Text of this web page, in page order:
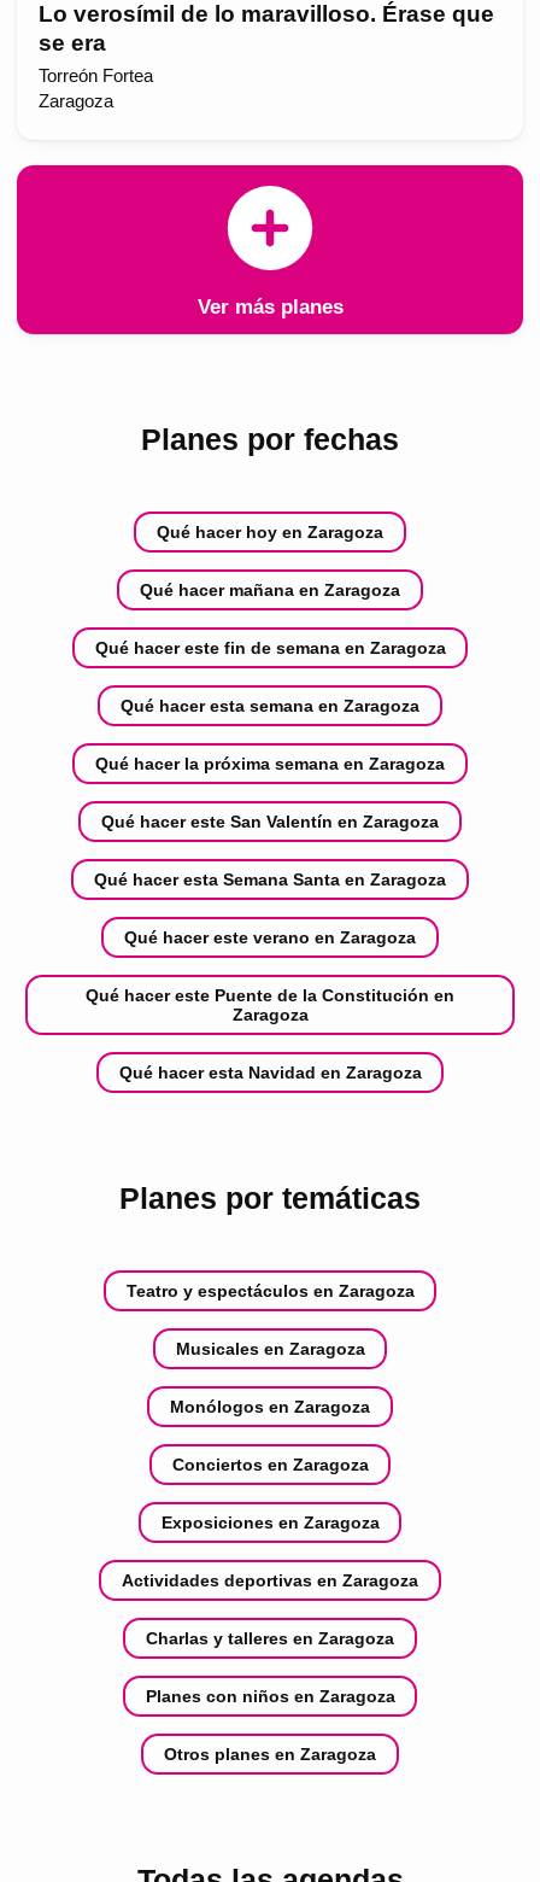
Lo verosímil de lo maravilloso. Érase que
se era
Torreón Fortea
Zaragoza
Ver más planes
Planes por fechas
Qué hacer hoy en Zaragoza
Qué hacer mañana en Zaragoza
Qué hacer este fin de semana en Zaragoza
Qué hacer esta semana en Zaragoza
Qué hacer la próxima semana en Zaragoza
Qué hacer este San Valentín en Zaragoza
Qué hacer esta Semana Santa en Zaragoza
Qué hacer este verano en Zaragoza
Qué hacer este Puente de la Constitución en
Zaragoza
Qué hacer esta Navidad en Zaragoza
Planes por temáticas
Teatro y espectáculos en Zaragoza
Musicales en Zaragoza
Monólogos en Zaragoza
Conciertos en Zaragoza
Exposiciones en Zaragoza
Actividades deportivas en Zaragoza
Charlas y talleres en Zaragoza
Planes con niños en Zaragoza
Otros planes en Zaragoza